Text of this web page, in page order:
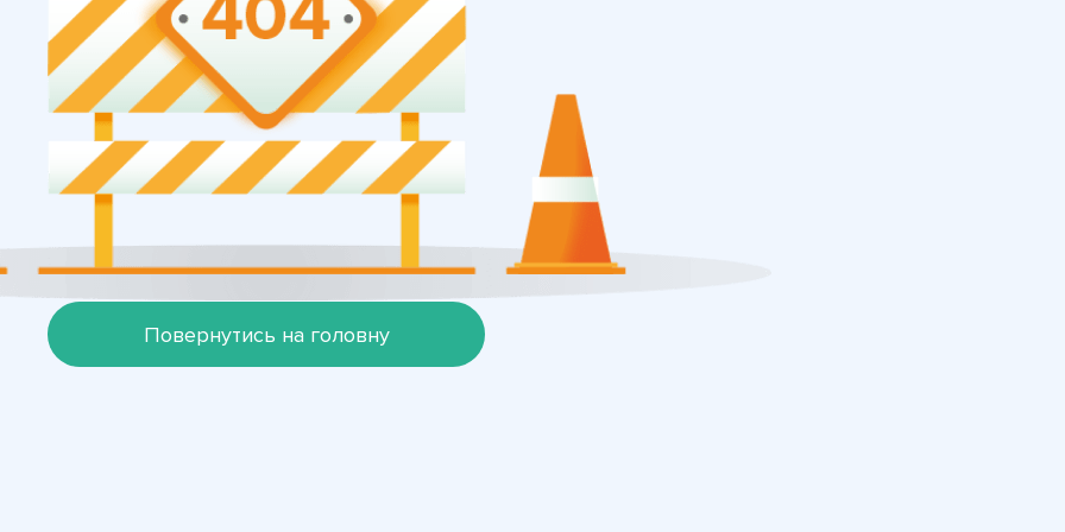
Повернутись на головну